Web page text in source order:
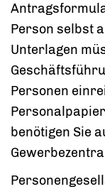
Person selbst
Unterlagen
Personen
benötigen Sie